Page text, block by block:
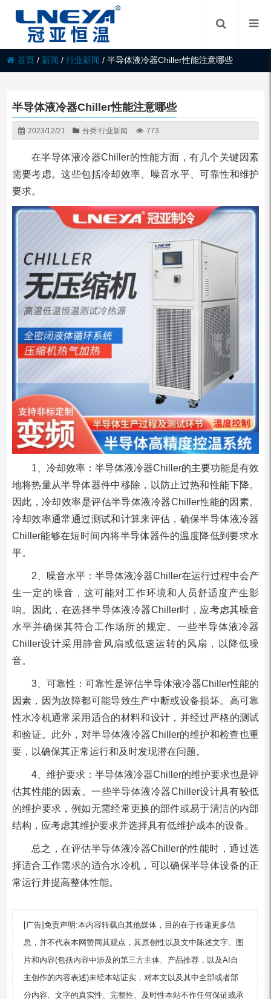
首页 / 新闻 /行业新闻 /半导体液冷器Chiller性能注意哪些
半导体液冷器Chiller性能注意哪些
2023/12/21 分类:行业新闻 773
在半导体液冷器Chiller的性能方面，有几个关键因素
需要考虑。这些包括冷却效率、噪音水平、可靠性和维护
要求。
1、冷却效率：半导体液冷器Chiller的主要功能是有效
地将热量从半导体器件中移除，以防止过热和性能下降。
因此，冷却效率是评估半导体液冷器Chiller性能的因素。
冷却效率通常通过测试和计算来评估，确保半导体液冷器
Chiller能够在短时间内将半导体器件的温度降低到要求水
平。
2、噪音水平：半导体液冷器Chiller在运行过程中会产
生一定的噪音，这可能对工作环境和人员舒适度产生影
响。因此，在选择半导体液冷器Chiller时，应考虑其噪音
水平并确保其符合工作场所的规定。一些半导体液冷器
Chiller设计采用静音风扇或低速运转的风扇，以降低噪
音。
3、可靠性：可靠性是评估半导体液冷器Chiller性能的
因素，因为故障都可能导致生产中断或设备损坏。高可靠
性水冷机通常采用适合的材料和设计，并经过严格的测试
和验证。此外，对半导体液冷器Chiller的维护和检查也重
要，以确保其正常运行和及时发现潜在问题。
4、维护要求：半导体液冷器Chiller的维护要求也是评
估其性能的因素。一些半导体液冷器Chiller设计具有较低
的维护要求，例如无需经常更换的部件或易于清洁的内部
结构，应考虑其维护要求并选择具有低维护成本的设备。
总之，在评估半导体液冷器Chiller的性能时，通过选
择适合工作需求的适合水冷机，可以确保半导体设备的正
常运行并提高整体性能。
[广告]免责声明:本内容转载自其他媒体，目的在于传递更多信
息，并不代表本网赞同其观点，其原创性以及文中陈述文字、图
片和内容(包括内容中涉及的第三方主体、产品推荐，以及AI自
主创作的内容表述)未经本站证实，对本文以及其中全部或者部
分内容、文字的真实性、完整性、及时性本站不作任何保证或承